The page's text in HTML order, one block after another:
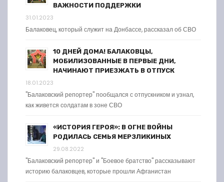
ВАЖНОСТИ ПОДДЕРЖКИ
31.01.2023
Балаковец, который служит на Донбассе, рассказал об СВО
10 ДНЕЙ ДОМА! БАЛАКОВЦЫ,
МОБИЛИЗОВАННЫЕ В ПЕРВЫЕ ДНИ,
НАЧИНАЮТ ПРИЕЗЖАТЬ В ОТПУСК
18.01.2023
"Балаковский репортер" пообщался с отпускником и узнал,
как живется солдатам в зоне СВО
«ИСТОРИЯ ГЕРОЯ»: В ОГНЕ ВОЙНЫ
РОДИЛАСЬ СЕМЬЯ МЕРЗЛИКИНЫХ
29.08.2022
"Балаковский репортер" и "Боевое братство" рассказывают
историю балаковцев, которые прошли Афганистан